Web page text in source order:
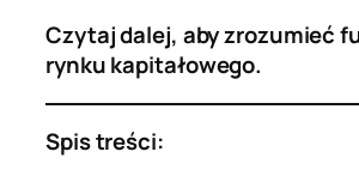
Czytaj dalej, aby zrozumieć
rynku kapitałowego.
Spis treści: